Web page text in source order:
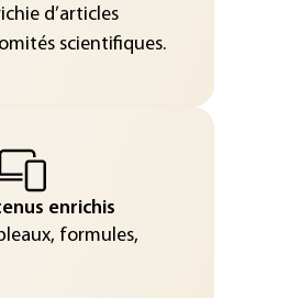
d’articles
scientifiques.
enrichis
formules,